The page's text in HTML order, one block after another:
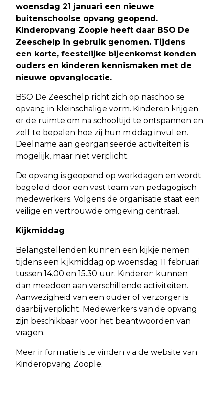
woensdag 21 januari een nieuwe
buitenschoolse opvang geopend.
Kinderopvang Zoople heeft daar BSO De
Zeeschelp in gebruik genomen. Tijdens
een korte, feestelijke bijeenkomst konden
ouders en kinderen kennismaken met de
nieuwe opvanglocatie.
BSO De Zeeschelp richt zich op naschoolse
opvang in kleinschalige vorm. Kinderen krijgen
er de ruimte om na schooltijd te ontspannen en
zelf te bepalen hoe zij hun middag invullen.
Deelname aan georganiseerde activiteiten is
mogelijk, maar niet verplicht.
De opvang is geopend op werkdagen en wordt
begeleid door een vast team van pedagogisch
medewerkers. Volgens de organisatie staat een
veilige en vertrouwde omgeving centraal.
Kijkmiddag
Belangstellenden kunnen een kijkje nemen
tijdens een kijkmiddag op woensdag 11 februari
tussen 14.00 en 15.30 uur. Kinderen kunnen
dan meedoen aan verschillende activiteiten.
Aanwezigheid van een ouder of verzorger is
daarbij verplicht. Medewerkers van de opvang
zijn beschikbaar voor het beantwoorden van
vragen.
Meer informatie is te vinden via de website van
Kinderopvang Zoople.